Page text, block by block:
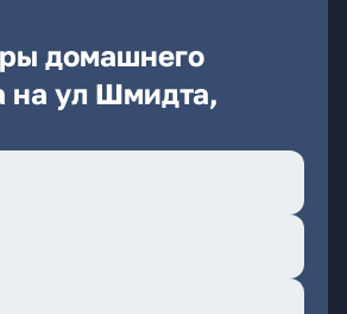
домашнего
на ул Шмидта,